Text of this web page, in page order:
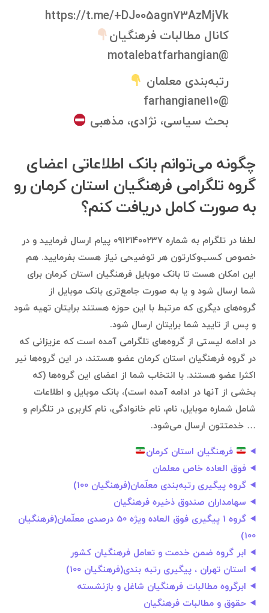
https://t.me/+DJ005agn73AzMjVk
کانال مطالبات فرهنگیان
@motalebatfarhangian
رتبه‌بندی معلمان
@farhangiane110
بحث سیاسی، نژادی، مذهبی
چگونه می‌توانم بانک اطلاعاتی اعضای
گروه تلگرامی فرهنگیان استان کرمان رو
به صورت کامل دریافت کنم؟
لطفا در تلگرام به شماره ۰۹۱۲۱۴۰۰۲۳۷ پیام ارسال فرمایید و در
خصوص کسب‌وکارتون هر توضیحی نیاز هست بفرمایید. هم
این امکان هست تا بانک موبایل فرهنگیان استان کرمان برای
شما ارسال شود و یا به صورت جامع‌تری بانک موبایل از
گروه‌های دیگری که مرتبط با این حوزه هستند برایتان تهیه شود
و پس از تایید شما برایتان ارسال شود.
در ادامه لیستی از گروه‌های تلگرامی آمده است که عزیزانی که
در گروه فرهنگیان استان کرمان عضو هستند، در این گروه‌ها نیر
اکثرا عضو هستند. با انتخاب شما از اعضای این گروه‌ها (که
بخشی از آنها در ادامه آمده است)، بانک موبایل و اطلاعات
شامل شماره موبایل، نام، نام خانوادگی، نام کاربری در تلگرام و
… خدمتتون ارسال می‌شود.
فرهنگیان استان کرمان
فوق العاده خاص معلمان
گروه پیگیری رتبه‌بندی معلّمان(فرهنگیان 100)
سهامداران صندوق ذخیره فرهنگیان
گروه 1 پیگیری فوق العاده ویژه 50 درصدی معلّمان(فرهنگیان
100)
ابر گروه ضمن خدمت و تعامل فرهنگیان کشور
استان تهران ، پیگیری رتبه بندی(فرهنگیان 100)
ابرگروه مطالبات فرهنگیان شاغل و بازنشسته
حقوق و مطالبات فرهنگیان